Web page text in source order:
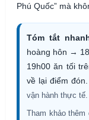
Phú Quốc” mà
Tóm tắt
hoàng hôn →
19h00 ăn tối
về lại điểm đón.
vận hành thực tế.
Tham khảo